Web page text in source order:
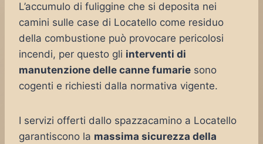
L’accumulo di fuliggine che si deposita nei
camini sulle case di Locatello come residuo
della combustione può provocare pericolosi
incendi, per questo gli interventi di
manutenzione delle canne fumarie sono
cogenti e richiesti dalla normativa vigente.
I servizi offerti dallo spazzacamino a Locatello
garantiscono la massima sicurezza della